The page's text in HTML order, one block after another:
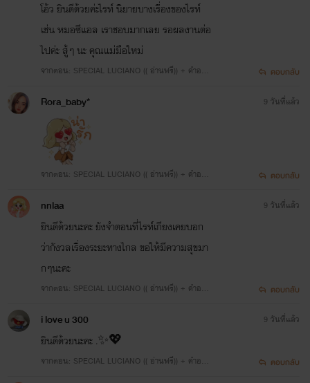
โอ้ว ยินดีด้วยค่ะไรท์ นิยายบางเรื่องของไรท์
เช่น หมอซีแอล เราชอบมากเลย รอผลงานต่อ
ไปค่ะ สู้ๆ นะ คุณแม่มือใหม่
จากตอน: SPECIAL LUCIANO (( อ่านฟรี)) + คำอธิบ
ตอบกลับ
Rora_baby*
จากตอน: SPECIAL LUCIANO (( อ่านฟรี)) + คำอธิบ
9 วันที่แล้ว
ตอบกลับ
nnlaa
ยินดีด้วยนะคะ ยังจำตอนที่ไรท์เกียงเคยบอก
ว่ากังวลเรื่องระยะทางไกล ขอให้มีความสุขมา
กๆนะคะ
จากตอน: SPECIAL LUCIANO (( อ่านฟรี)) + คำอธิบ
9 วันที่แล้ว
ตอบกลับ
i love u 300
ยินดีด้วยนะคะ .✨💖
จากตอน: SPECIAL LUCIANO (( อ่านฟรี)) + คำอธิบ
9 วันที่แล้ว
ตอบกลับ